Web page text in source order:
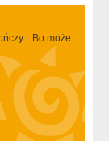
Bo może